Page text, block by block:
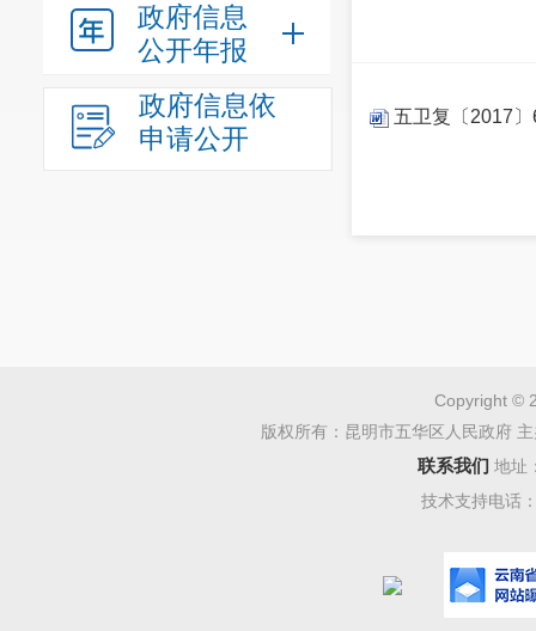
政府信息
公开年报
政府信息依
申请公开
五卫复〔2017
Copyright ©
版权所有：昆明市五华区人民政府
联系我们 地址
技术支持电话